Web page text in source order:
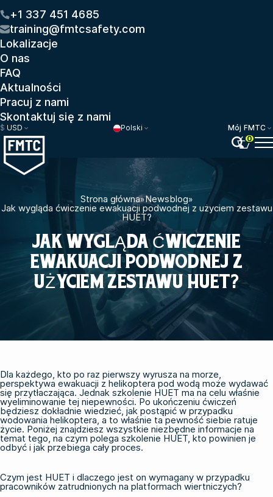
+1 337 451 4685
training@fmtcsafety.com
Lokalizacje
O nas
FAQ
Aktualności
Pracuj z nami
Skontaktuj się z nami
$ USD Polski
Mój FMTC
0
Strona główna»Newsblog»
Jak wygląda ćwiczenie ewakuacji podwodnej z użyciem zestawu
HUET?
JAK WYGLĄDA ĆWICZENIE
EWAKUACJI PODWODNEJ Z
UŻYCIEM ZESTAWU HUET?
Dla każdego, kto po raz pierwszy wyrusza na morze,
perspektywa ewakuacji z helikoptera pod wodą może wydawać
się przytłaczająca. Jednak szkolenie HUET ma na celu właśnie
wyeliminowanie tej niepewności. Po ukończeniu ćwiczeń
będziesz dokładnie wiedzieć, jak postąpić w przypadku
wodowania helikoptera, a to właśnie ta pewność siebie ratuje
życie. Poniżej znajdziesz wszystkie niezbędne informacje na
temat tego, na czym polega szkolenie HUET, kto powinien je
odbyć i jak przebiega cały proces.
Czym jest HUET i dlaczego jest on wymagany w przypadku
pracowników zatrudnionych na platformach wiertniczych?